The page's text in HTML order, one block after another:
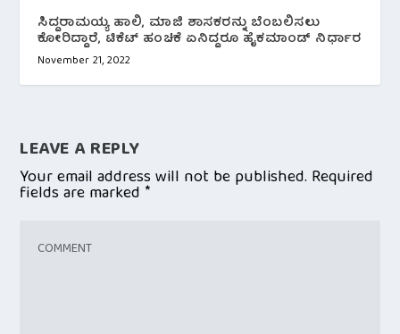
ಸಿದ್ದರಾಮಯ್ಯ ಹಾಲಿ, ಮಾಜಿ ಶಾಸಕರನ್ನು ಬೆಂಬಲಿಸಲು
ಕೋರಿದ್ದಾರೆ, ಟಿಕೆಟ್ ಹಂಚಿಕೆ ಏನಿದ್ದರೂ ಹೈಕಮಾಂಡ್‌ ನಿರ್ಧಾರ
November 21, 2022
LEAVE A REPLY
Your email address will not be published. Required
fields are marked*